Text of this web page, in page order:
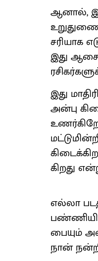
ஆனால்,
சரி​யாக
இது
இது
அன்பு
கிறது
எல்லா
பை​யும்
நான்